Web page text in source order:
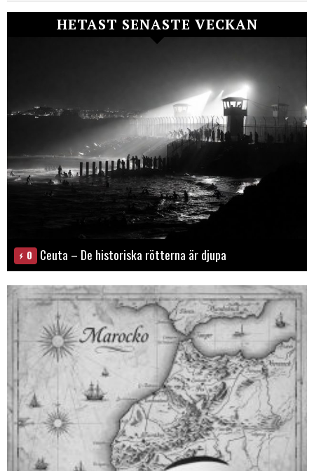
HETAST SENASTE VECKAN
0 Ceuta – De historiska rötterna är djupa